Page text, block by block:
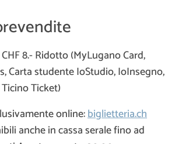
8.- Ridotto (MyLugano Card,
Carta studente IoStudio, IoInsegno,
Ticket)
online:biglietteria.ch
anche in cassa serale fino ad